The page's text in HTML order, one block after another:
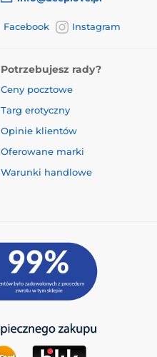
Facebook Instagram
Potrzebujesz rady?
Ceny pocztowe
Targ erotyczny
Opinie klientów
Oferowane marki
Warunki handlowe